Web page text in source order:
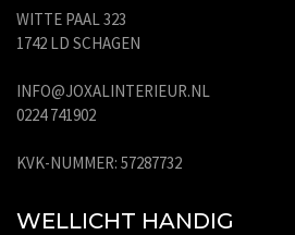
WITTE PAAL 323
1742 LD SCHAGEN
INFO@JOXALINTERIEUR.NL
0224 741902
KVK-NUMMER: 57287732
WELLICHT HANDIG